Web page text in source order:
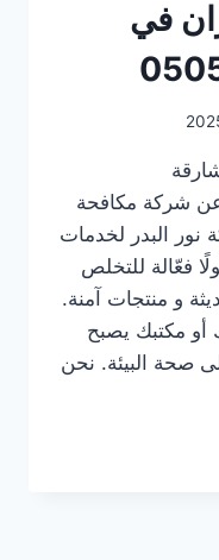
في
تبحث عن شركة مكافحة
نور البدر لخدمات
فعّالة للتخلص
و منتجات آمنة.
مكتبك يصبح
صحة البيئة. نحن